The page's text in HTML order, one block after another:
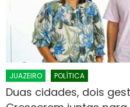
JUAZEIRO POLÍTICA
Duas cidades, dois